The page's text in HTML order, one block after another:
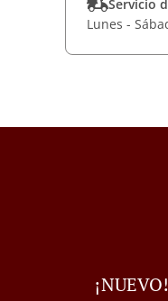
Servicio
Lunes -